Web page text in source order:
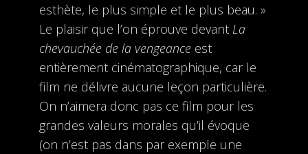
esthète, le plus simple et le plus beau. »
Le plaisir que l’on éprouve devant La
chevauchée de la vengeanceest
entièrement cinématographique, car le
film ne délivre aucune leçon particulière.
On n’aimera donc pas ce film pour les
grandes valeurs morales qu’il évoque
(on n’est pas dans par exemple une